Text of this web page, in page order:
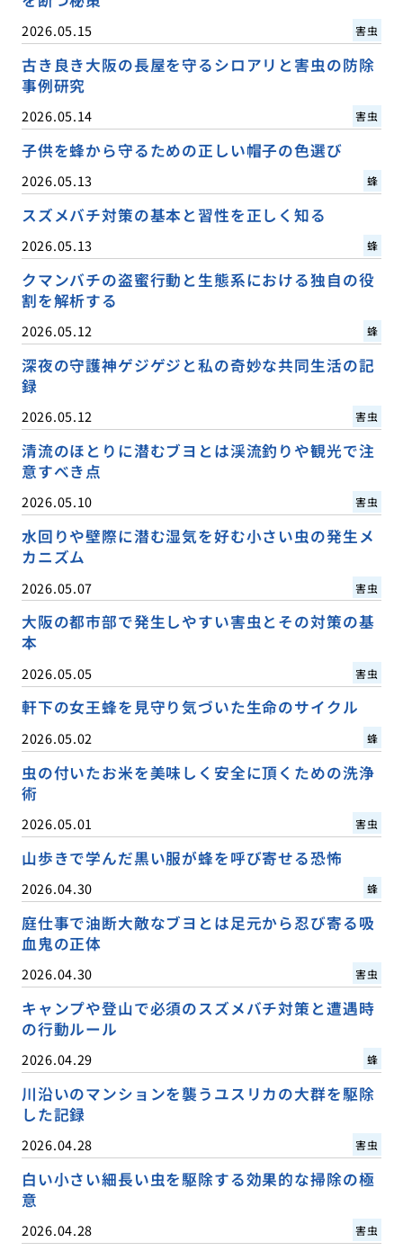
2026.05.15 害虫
古き良き大阪の長屋を守るシロアリと害虫の防除
事例研究
2026.05.14 害虫
子供を蜂から守るための正しい帽子の色選び
2026.05.13 蜂
スズメバチ対策の基本と習性を正しく知る
2026.05.13 蜂
クマンバチの盗蜜行動と生態系における独自の役
割を解析する
2026.05.12 蜂
深夜の守護神ゲジゲジと私の奇妙な共同生活の記
録
2026.05.12 害虫
清流のほとりに潜むブヨとは渓流釣りや観光で注
意すべき点
2026.05.10 害虫
水回りや壁際に潜む湿気を好む小さい虫の発生メ
カニズム
2026.05.07 害虫
大阪の都市部で発生しやすい害虫とその対策の基
本
2026.05.05 害虫
軒下の女王蜂を見守り気づいた生命のサイクル
2026.05.02 蜂
虫の付いたお米を美味しく安全に頂くための洗浄
術
2026.05.01 害虫
山歩きで学んだ黒い服が蜂を呼び寄せる恐怖
2026.04.30 蜂
庭仕事で油断大敵なブヨとは足元から忍び寄る吸
血鬼の正体
2026.04.30 害虫
キャンプや登山で必須のスズメバチ対策と遭遇時
の行動ルール
2026.04.29 蜂
川沿いのマンションを襲うユスリカの大群を駆除
した記録
2026.04.28 害虫
白い小さい細長い虫を駆除する効果的な掃除の極
意
2026.04.28 害虫